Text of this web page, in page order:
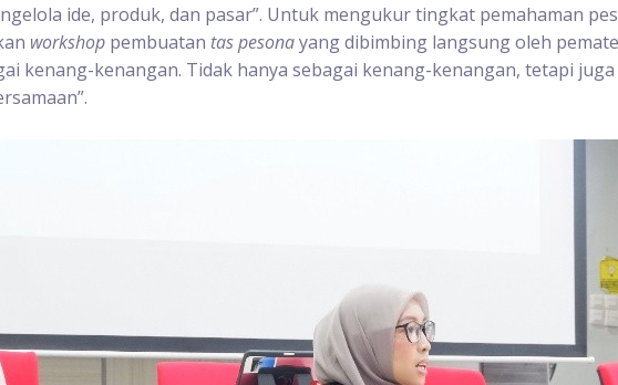
ide, produk, dan pasar”. Untuk mengukur tingkat pemahaman
workshop pembuatan tas pesonayang dibimbing langsung oleh
kenang-kenangan. Tidak hanya sebagai kenang-kenangan, tetapi